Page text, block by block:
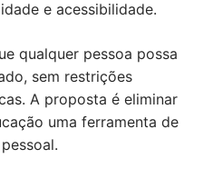
e acessibilidade.
qualquer pessoa possa
sem restrições
A proposta é eliminar
uma ferramenta de